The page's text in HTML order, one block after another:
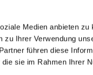
Medien anbieten zu
zu Ihrer Verwendung
führen diese
sie im Rahmen Ihrer
Bestellungen
dass die
Dritten mitgelesen